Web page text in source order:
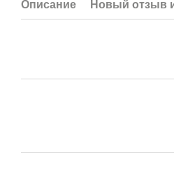
Описание Новый отзыв